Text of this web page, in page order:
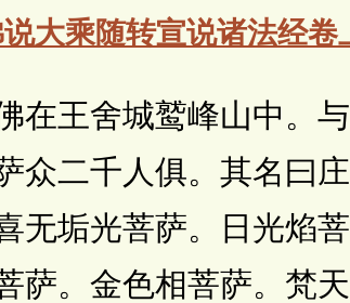
大乘随转宣说诸法经卷
王舍城鹫峰山中。与
众二千人俱。其名曰
无垢光菩萨。日光焰
萨。金色相菩萨。梵